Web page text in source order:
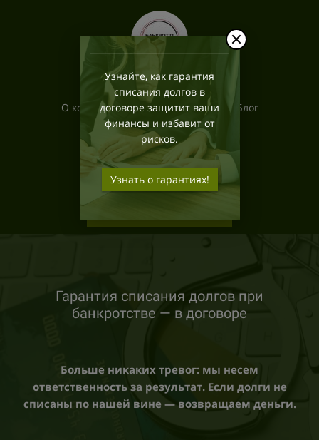
О компании Услуги Блог
Контакты Вопрос-ответ
+7 (8352) 370-121
Гарантия списания долгов при
банкротстве — в договоре
Больше никаких тревог: мы несем
ответственность за результат. Если долги не
списаны по нашей вине — возвращаем деньги.
Узнайте, как гарантия
списания долгов в
договоре защитит ваши
финансы и избавит от
рисков.
Узнать о гарантиях!